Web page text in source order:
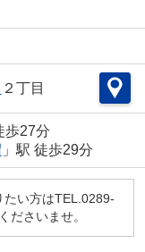
２丁目
歩27分
」駅 徒歩29分
たい方はTEL.0289-
ださいませ。